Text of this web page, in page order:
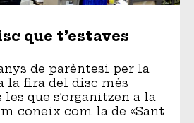
que t’estaves
de parèntesi per la
la fira del disc més
que s’organitzen a la
coneix com la de «Sant